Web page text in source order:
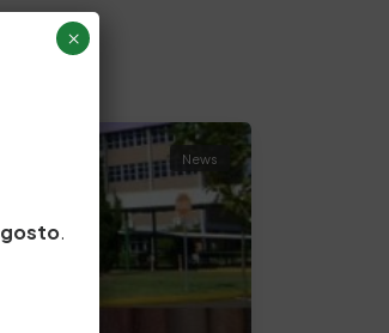
News
.
×